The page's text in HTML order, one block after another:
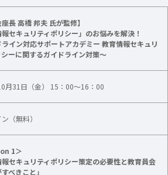
座長 高橋 邦夫 氏が監修】
報セキュリティポリシー」のお悩みを解決！
イン対応サポートアカデミー 教育情報セキュリ
ーに関するガイドライン対策〜
月31日（金） 15：00～16：00
（無料）
1＞
報セキュリティポリシー策定の必要性と教育員会
べきこと」